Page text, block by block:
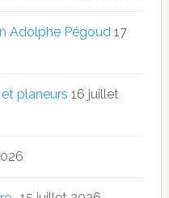
Adolphe Pégoud 17
planeurs 16 juillet